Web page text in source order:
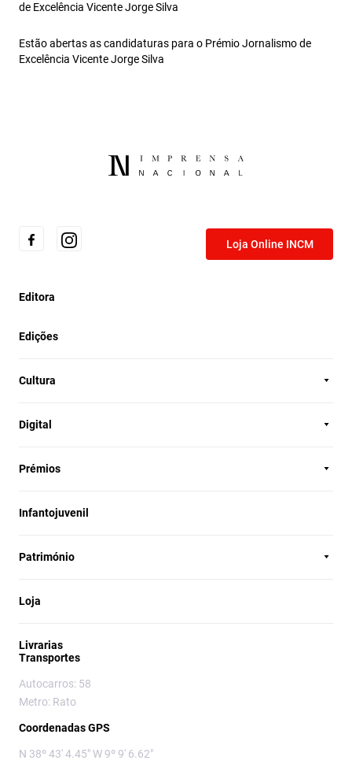
de Excelência Vicente Jorge Silva
Estão abertas as candidaturas para o Prémio Jornalismo de
Excelência Vicente Jorge Silva
Loja Online INCM
Editora
Edições
Cultura
Digital
Prémios
Infantojuvenil
Património
Loja
Livrarias
Transportes
Autocarros: 58
Metro: Rato
Coordenadas GPS
N 38º 43' 4.45" W 9º 9' 6.62"